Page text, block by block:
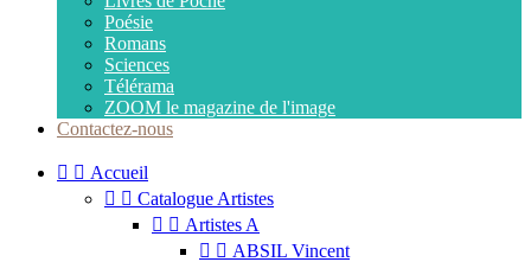
Poésie
Romans
Sciences
Télérama
ZOOM le magazine de l'image
Contactez-nous
  Accueil
  Catalogue Artistes
  Artistes A
  ABSIL Vincent